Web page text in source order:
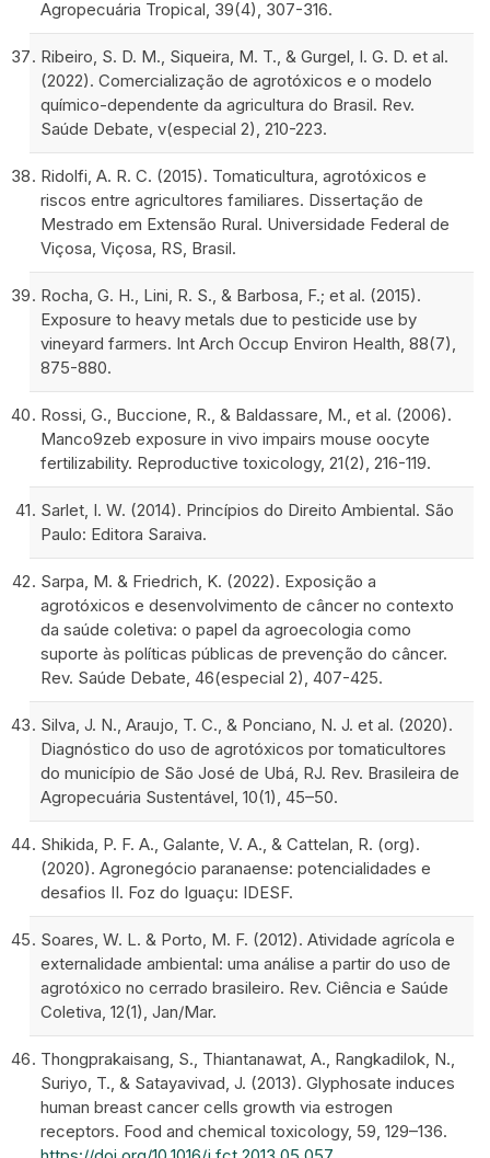
Agropecuária Tropical, 39(4), 307-316.
Ribeiro, S. D. M., Siqueira, M. T., & Gurgel, I. G. D. et al.
(2022). Comercialização de agrotóxicos e o modelo
químico-dependente da agricultura do Brasil. Rev.
Saúde Debate, v(especial 2), 210-223.
Ridolfi, A. R. C. (2015). Tomaticultura, agrotóxicos e
riscos entre agricultores familiares. Dissertação de
Mestrado em Extensão Rural. Universidade Federal de
Viçosa, Viçosa, RS, Brasil.
Rocha, G. H., Lini, R. S., & Barbosa, F.; et al. (2015).
Exposure to heavy metals due to pesticide use by
vineyard farmers. Int Arch Occup Environ Health, 88(7),
875-880.
Rossi, G., Buccione, R., & Baldassare, M., et al. (2006).
Manco9zeb exposure in vivo impairs mouse oocyte
fertilizability. Reproductive toxicology, 21(2), 216-119.
Sarlet, I. W. (2014). Princípios do Direito Ambiental. São
Paulo: Editora Saraiva.
Sarpa, M. & Friedrich, K. (2022). Exposição a
agrotóxicos e desenvolvimento de câncer no contexto
da saúde coletiva: o papel da agroecologia como
suporte às políticas públicas de prevenção do câncer.
Rev. Saúde Debate, 46(especial 2), 407-425.
Silva, J. N., Araujo, T. C., & Ponciano, N. J. et al. (2020).
Diagnóstico do uso de agrotóxicos por tomaticultores
do município de São José de Ubá, RJ. Rev. Brasileira de
Agropecuária Sustentável, 10(1), 45–50.
Shikida, P. F. A., Galante, V. A., & Cattelan, R. (org).
(2020). Agronegócio paranaense: potencialidades e
desafios II. Foz do Iguaçu: IDESF.
Soares, W. L. & Porto, M. F. (2012). Atividade agrícola e
externalidade ambiental: uma análise a partir do uso de
agrotóxico no cerrado brasileiro. Rev. Ciência e Saúde
Coletiva, 12(1), Jan/Mar.
Thongprakaisang, S., Thiantanawat, A., Rangkadilok, N.,
Suriyo, T., & Satayavivad, J. (2013). Glyphosate induces
human breast cancer cells growth via estrogen
receptors. Food and chemical toxicology, 59, 129–136.